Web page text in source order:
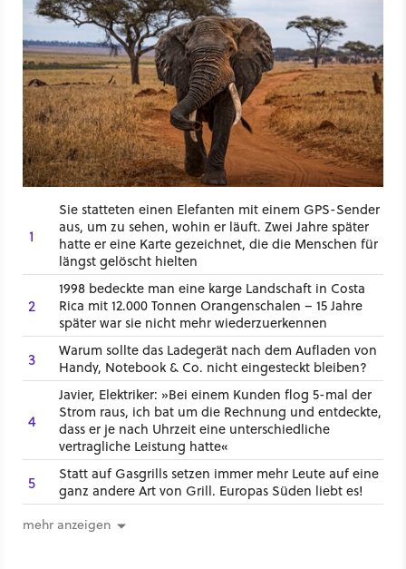
1
Sie statteten einen Elefanten mit einem GPS-Sender
aus, um zu sehen, wohin er läuft. Zwei Jahre später
hatte er eine Karte gezeichnet, die die Menschen für
längst gelöscht hielten
2
1998 bedeckte man eine karge Landschaft in Costa
Rica mit 12.000 Tonnen Orangenschalen – 15 Jahre
später war sie nicht mehr wiederzuerkennen
3
Warum sollte das Ladegerät nach dem Aufladen von
Handy, Notebook & Co. nicht eingesteckt bleiben?
4
Javier, Elektriker: »Bei einem Kunden flog 5-mal der
Strom raus, ich bat um die Rechnung und entdeckte,
dass er je nach Uhrzeit eine unterschiedliche
vertragliche Leistung hatte«
5
Statt auf Gasgrills setzen immer mehr Leute auf eine
ganz andere Art von Grill. Europas Süden liebt es!
mehr anzeigen